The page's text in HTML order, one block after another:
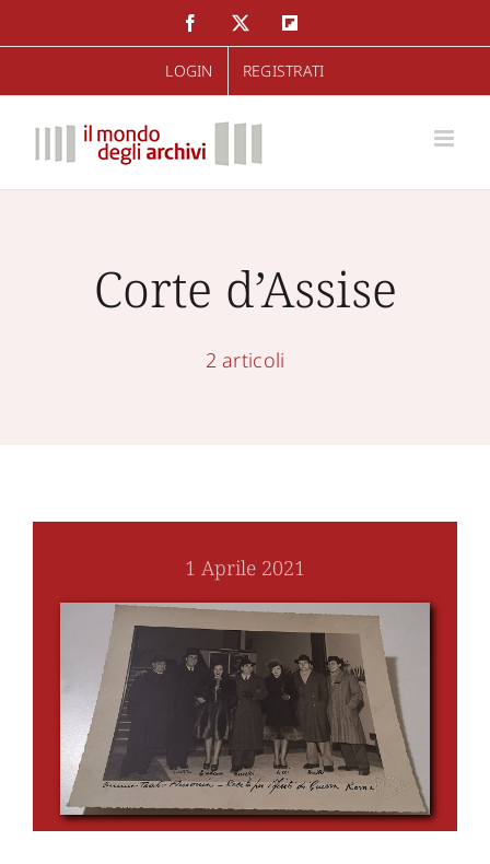
al
FacebookTwitter
LOGIN REGISTRATI
Corte d’Assise
2 articoli
1 Aprile 2021